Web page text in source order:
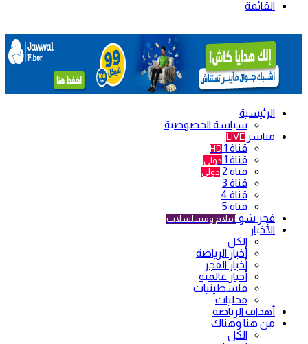
القائمة
الرئيسية
سياسة الخصوصية
مباشر LIVE
قناة 1 HD
قناة 1 دولي
قناة 2 دولي
قناة 3
قناة 4
قناة 5
فجر شو أفلام ومسلسلات
الأخبار
الكل
أخبار الرياضة
أخبار الفجر
أخبار عالمية
فلسطينيات
محليات
أهداف الرياضة
من هنا وهناك
الكل